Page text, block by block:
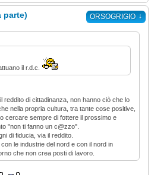
ORSOGRIGIO ↓
parte)
il r.d.c.
reddito di cittadinanza, non hanno ciò che lo
nella propria cultura, tra tante cose positive,
cercare sempre di fottere il prossimo e
"non ti fanno un c@zzo".
di fiducia, via il reddito.
le industrie del nord e con il nord in
che non crea posti di lavoro.